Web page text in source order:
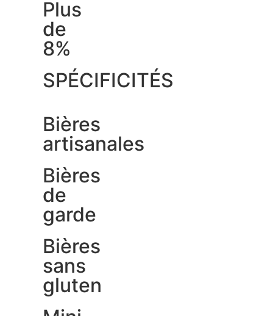
Plus
de
8%
SPÉCIFICITÉS
Bières
artisanales
Bières
de
garde
Bières
sans
gluten